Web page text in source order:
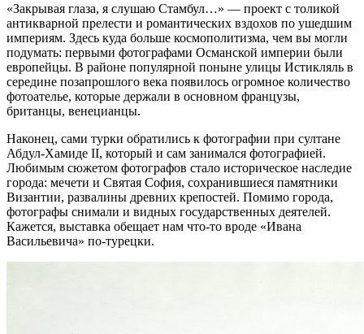
«Закрывая глаза, я слушаю Стамбул…» — проект с толикой
антикварной прелести и романтических вздохов по ушедшим
империям. Здесь куда больше космополитизма, чем вы могли
подумать: первыми фотографами Османской империи были
европейцы. В районе популярной поныне улицы Истикляль в
середине позапрошлого века появилось огромное количество
фотоателье, которые держали в основном французы,
британцы, венецианцы.
Наконец, сами турки обратились к фотографии при султане
Абдул-Хамиде II, который и сам занимался фотографией.
Любимым сюжетом фотографов стало историческое наследие
города: мечети и Святая София, сохранившиеся памятники
Византии, развалины древних крепостей. Помимо города,
фотографы снимали и видных государственных деятелей.
Кажется, выставка обещает нам что-то вроде «Ивана
Васильевича» по-турецки.